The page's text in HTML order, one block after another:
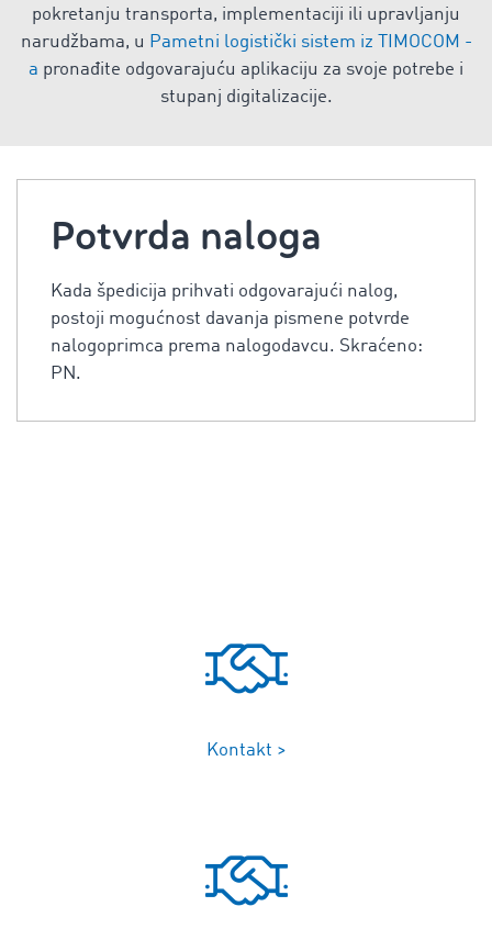
pokretanju transporta, implementaciji ili upravljanju
narudžbama, u Pametni logistički sistem iz TIMOCOM -
a pronađite odgovarajuću aplikaciju za svoje potrebe i
stupanj digitalizacije.
Potvrda naloga
Kada špedicija prihvati odgovarajući nalog,
postoji mogućnost davanja pismene potvrde
nalogoprimca prema nalogodavcu. Skraćeno:
PN.
Kontakt >